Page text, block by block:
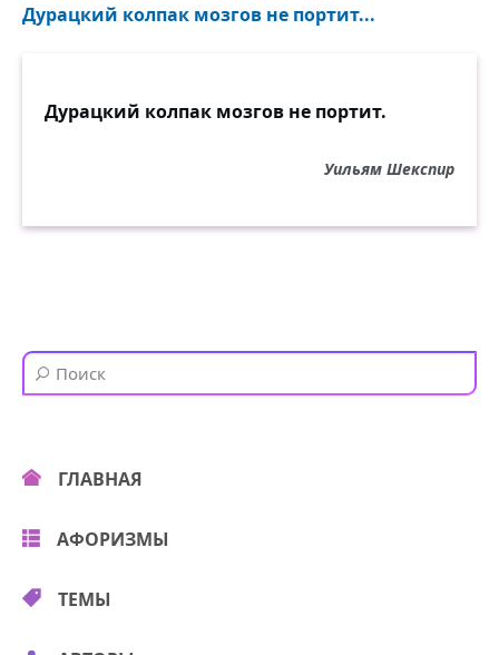
Дурацкий колпак мозгов не портит...
Дурацкий колпак мозгов не портит.
Уильям Шекспир
ГЛАВНАЯ
АФОРИЗМЫ
ТЕМЫ